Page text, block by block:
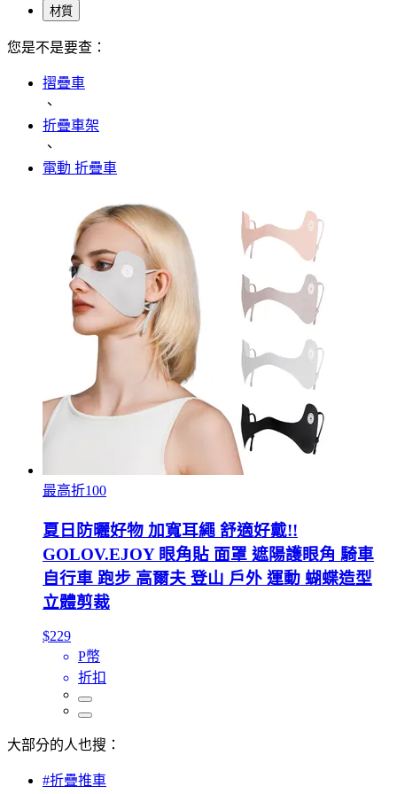
材質
您是不是要查：
摺疊車
、
折疊車架
、
電動 折疊車
最高折100
夏日防曬好物 加寬耳繩 舒適好戴!!
GOLOV.EJOY 眼角貼 面罩 遮陽護眼角 騎車
自行車 跑步 高爾夫 登山 戶外 運動 蝴蝶造型
立體剪裁
$229
P幣
折扣
大部分的人也搜：
#折疊推車